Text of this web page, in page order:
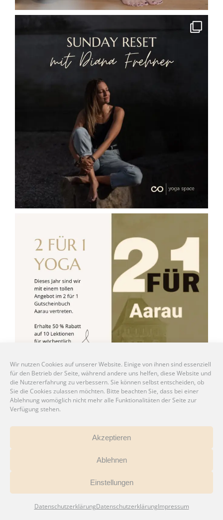
Wir nutzen Cookies auf unserer Website. Einige von ihnen sind essenziell
für den Betrieb der Seite, während andere uns helfen, diese Website und
die Nutzererfahrung zu verbessern. Sie können selbst entscheiden, ob
Sie die Cookies zulassen möchten. Bitte beachten Sie, dass bei einer
Ablehnung womöglich nicht mehr alle Funktionalitäten der Seite zur
Verfügung stehen.
Akzeptieren
Ablehnen
Einstellungen
DatenschutzerklärungDatenschutzerklärungImpressum